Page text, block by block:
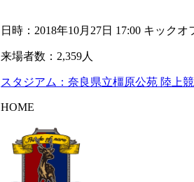
日時：2018年10月27日 17:00 キックオ
来場者数：2,359人
スタジアム：奈良県立橿原公苑 陸上
HOME